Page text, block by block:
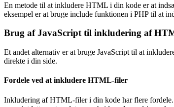
En metode til at inkludere HTML i din kode er at
eksempel er at bruge include funktionen i PHP til at
Brug af JavaScript til inkludering af
Et andet alternativ er at bruge JavaScript til at
direkte i din side.
Fordele ved at inkludere HTML-filer
Inkludering af HTML-filer i din kode har flere fordele.